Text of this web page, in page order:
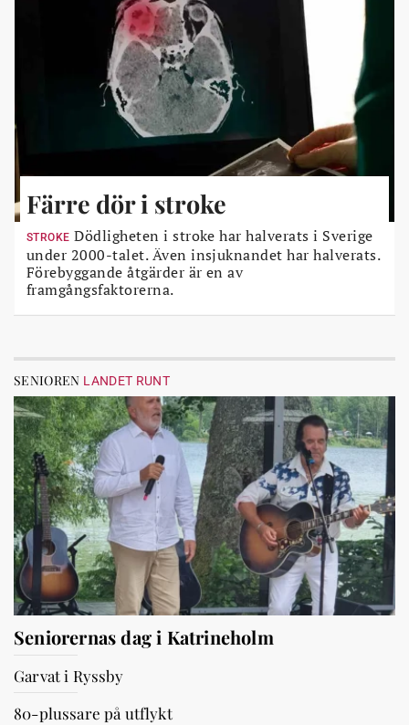
Färre dör i stroke
STROKE Dödligheten i stroke har halverats i Sverige
under 2000-talet. Även insjuknandet har halverats.
Förebyggande åtgärder är en av
framgångsfaktorerna.
SENIOREN LANDET RUNT
Seniorernas dag i Katrineholm
Garvat i Ryssby
80-plussare på utflykt